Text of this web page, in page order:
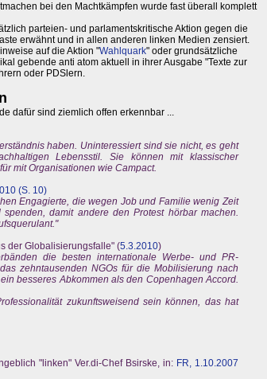
bei den Machtkämpfen wurde fast überall komplett
parteien- und parlamentskritische Aktion gegen die
erwähnt und in allen anderen linken Medien zensiert.
auf die Aktion "Wahlquark" oder grundsätzliche
gebende anti atom aktuell in ihrer Ausgabe "Texte zur
oder PDSlern.
dafür sind ziemlich offen erkennbar ...
haben. Uninteressiert sind sie nicht, es geht
Lebensstil. Sie können mit klassischer
mit Organisationen wie Campact.
(S. 10)
Engagierte, die wegen Job und Familie wenig Zeit
damit andere den Protest hörbar machen.
der Globalisierungsfalle" (5.3.2010)
die besten internationale Werbe- und PR-
zehntausenden NGOs für die Mobilisierung nach
besseres Abkommen als den Copenhagen Accord.
zukunftsweisend sein können, das hat
"linken" Ver.di-Chef Bsirske, in: FR, 1.10.2007